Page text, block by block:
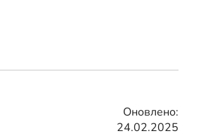
Оновлено:
24.02.2025